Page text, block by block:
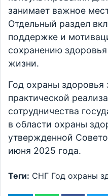
занимает важное
Отдельный раздел
поддержке и
сохранению
жизни.
Год охраны здоровья
практической
сотрудничества
в области охраны
утвержденной
июня 2025 года.
Теги: СНГ Год охраны